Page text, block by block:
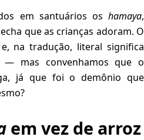
em santuários os hamaya,
que as crianças adoram. O
na tradução, literal significa
— mas convenhamos que o
já que foi o demônio que
em vez de arroz